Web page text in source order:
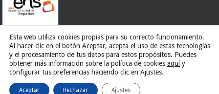
Web desarrollada porG13 Estudio Creativo
Esta web utiliza cookies propias para su correcto funcionamiento.
Al hacer clic en el botón Aceptar, acepta el uso de estas tecnologías
y el procesamiento de tus datos para estos propósitos. Puedes
obtener más información sobre la política de cookies aquíy
configurar tus preferencias haciendo clic en Ajustes.
Aceptar Rechazar Ajustes